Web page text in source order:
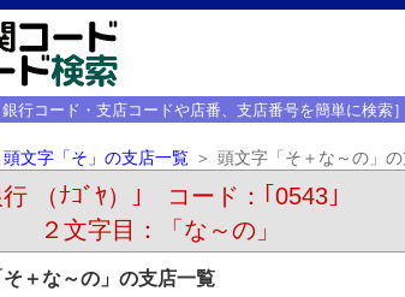
行コード・支店コードや店番、支店番号を簡単に検索］
頭文字「そ」の支店一覧 頭文字「そ＋な～の」
（ﾅｺﾞﾔ）｣ コード：｢0543｣
２文字目：「な～の」
＋な～の」の支店一覧